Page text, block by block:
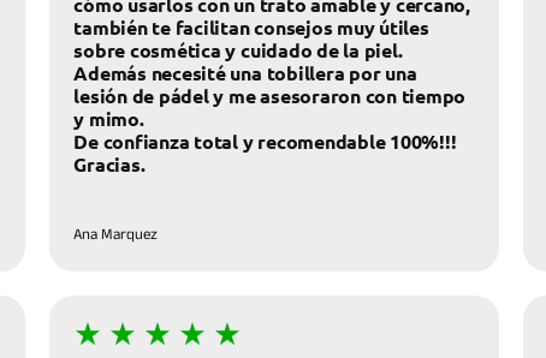
también te facilitan consejos muy útiles
sobre cosmética y cuidado de la piel.
Además necesité una tobillera por una
lesión de pádel y me asesoraron con tiempo
y mimo.
De confianza total y recomendable 100%!!!
Gracias.
Ana Marquez